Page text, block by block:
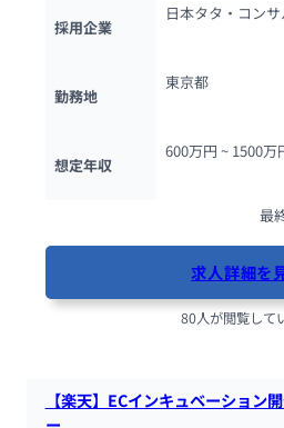
採用企業
日本タタ・コン
勤務地
東京都
想定年収
600万円 ~ 1500万
最
求人詳細を
80人が閲覧して
【楽天】ECインキュベーション